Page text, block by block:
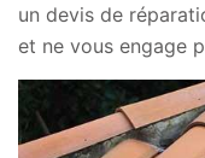
un devis de
et ne vous engage